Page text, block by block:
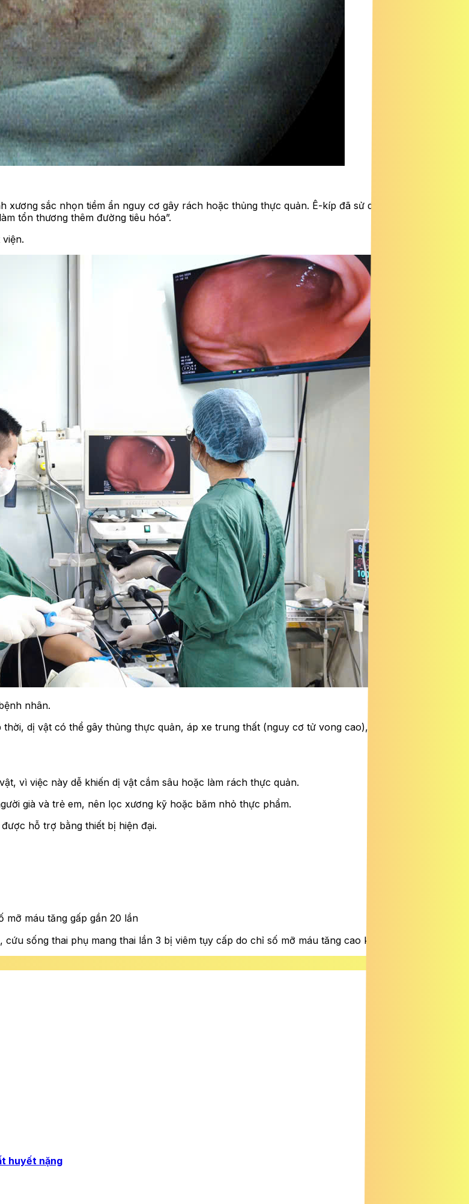
sắc nhọn tiềm ẩn nguy cơ gây rách hoặc thủng thực quản. Ê-kíp đã sử dụng ống mềm và
tổn thương thêm đường tiêu hóa”.
nhân.
dị vật có thể gây thủng thực quản, áp xe trung thất (nguy cơ tử vong cao), đâm thủng các
vì việc này dễ khiến dị vật cắm sâu hoặc làm rách thực quản.
già và trẻ em, nên lọc xương kỹ hoặc băm nhỏ thực phẩm.
hỗ trợ bằng thiết bị hiện đại.
mỡ máu tăng gấp gần 20 lần
sống thai phụ mang thai lần 3 bị viêm tụy cấp do chỉ số mỡ máu tăng cao kỷ lục.
huyết nặng